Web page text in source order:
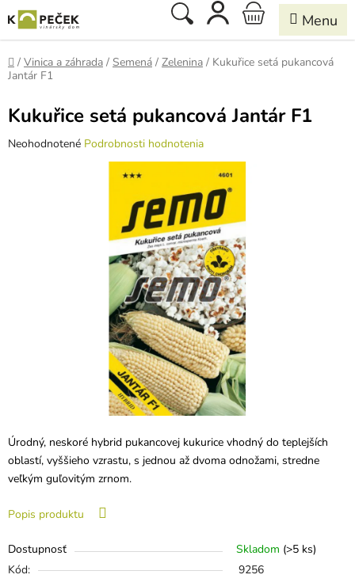
na
obsah
Hľadať
NÁKUPNÝ
KOŠÍK
Domov
/ Vinica a záhrada / Semená / Zelenina / Kukuřice setá pukancová
Jantár F1
Úrodný, neskoré hybrid pukancovej kukurice vhodný do teplejších
oblastí, vyššieho vzrastu, s jednou až dvoma odnožami, stredne
veľkým guľovitým zrnom.
Popis produktu
Dostupnosť Skladom (>5 ks)
Kód:
9256
Kukuřice setá pukancová Jantár F1
Priemerné
Neohodnotené Podrobnosti hodnotenia